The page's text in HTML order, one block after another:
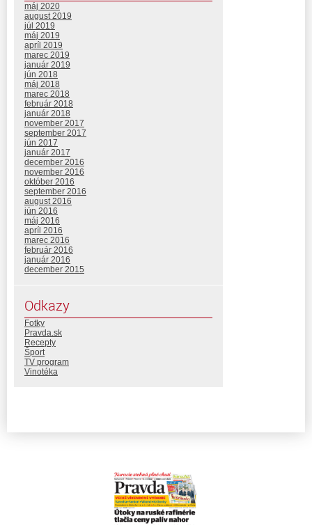
máj 2020
august 2019
júl 2019
máj 2019
apríl 2019
marec 2019
január 2019
jún 2018
máj 2018
marec 2018
február 2018
január 2018
november 2017
september 2017
jún 2017
január 2017
december 2016
november 2016
október 2016
september 2016
august 2016
jún 2016
máj 2016
apríl 2016
marec 2016
február 2016
január 2016
december 2015
Odkazy
Fotky
Pravda.sk
Recepty
Šport
TV program
Vinotéka